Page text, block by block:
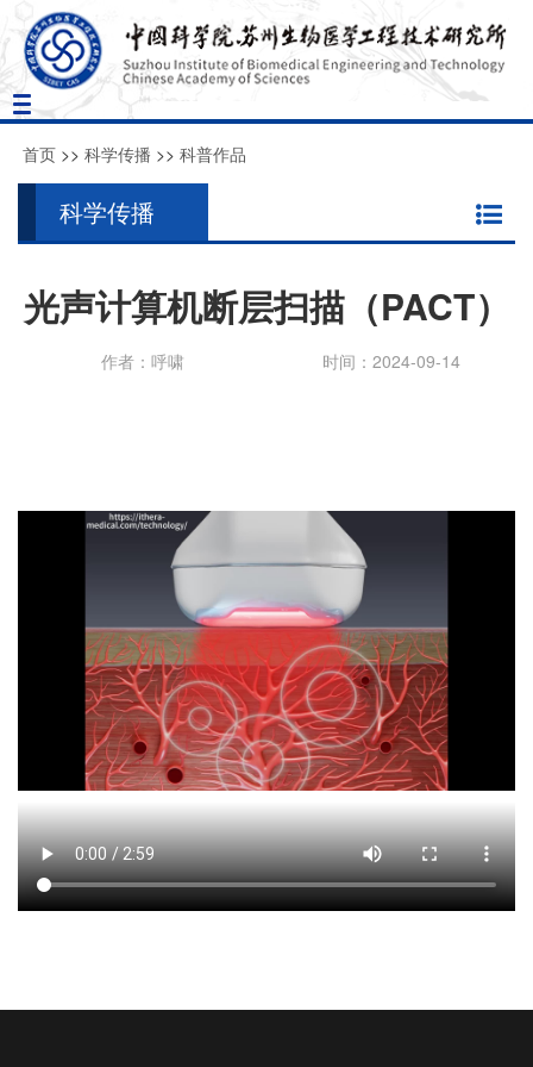
Toggle
navigation
首页 >> 科学传播 >> 科普作品
科学传播
光声计算机断层扫描（PACT）
作者：呼啸 时间：2024-09-14